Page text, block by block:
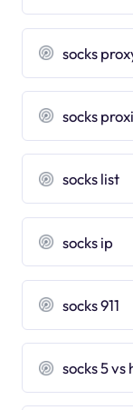
socks
socks
socks list
socks ip
socks 911
socks 5